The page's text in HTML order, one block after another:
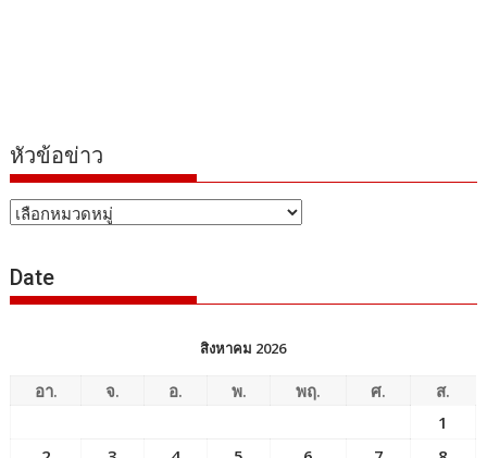
หัวข้อข่าว
หัวข้อ
Date
สิงหาคม 2026
อา. จ. อ. พ. พฤ. ศ.
ส.
1